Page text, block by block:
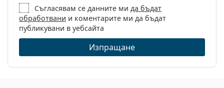
Марка:
Prada
Код:
0PR 18WV VIY1O1 54
Съгласявам се данните ми да бъдат
обработвани и коментарите ми да бъдат
публикувани в уебсайта
Изпращане